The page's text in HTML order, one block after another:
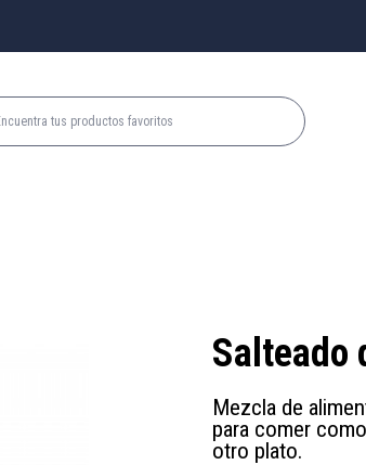
Salteado
Mezcla de
para comer
otro plato.